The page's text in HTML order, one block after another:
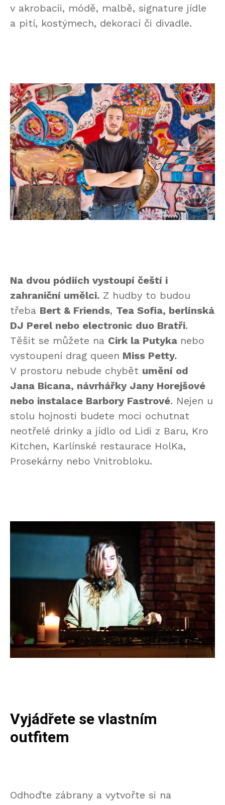
v akrobacii, módě, malbě, signature jídle
a pití, kostýmech, dekorací či divadle.
Na dvou pódiích vystoupí čeští i
zahraniční umělci. Z hudby to budou
třeba Bert & Friends, Tea Sofia, berlínská
DJ Perel nebo electronic duo Bratři.
Těšit se můžete na Cirk la Putyka nebo
vystoupení drag queen Miss Petty.
V prostoru nebude chybět umění od
Jana Bicana, návrhářky Jany Horejšové
nebo instalace Barbory Fastrové. Nejen u
stolu hojnosti budete moci ochutnat
neotřelé drinky a jídlo od Lidi z Baru, Kro
Kitchen, Karlínské restaurace HolKa,
Prosekárny nebo Vnitrobloku.
Vyjádřete se vlastním
outfitem
Odhoďte zábrany a vytvořte si na